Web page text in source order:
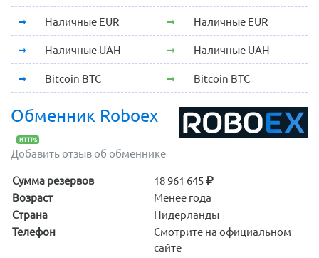
Наличные EUR Наличные EUR
Наличные UAH Наличные UAH
Bitcoin BTC Bitcoin BTC
Обменник Roboex
HTTPS
Добавить отзыв об обменнике
Сумма резервов
18 961 645
Возраст
Менее года
Страна
Нидерланды
Телефон
Смотрите на официальном
сайте